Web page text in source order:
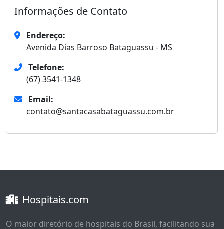
Informações de Contato
Endereço:
Avenida Dias Barroso Bataguassu - MS
Telefone:
(67) 3541-1348
Email:
contato@santacasabataguassu.com.br
Hospitais.com
O maior diretório de hospitais do Brasil, facilitando sua